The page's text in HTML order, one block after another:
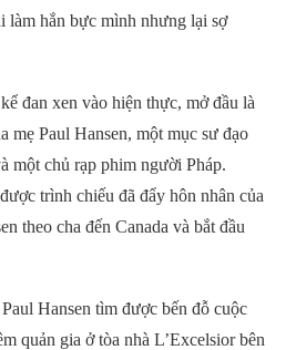
làm hắn bực mình nhưng lại sợ
đan xen vào hiện thực, mở đầu là
mẹ Paul Hansen, một mục sư đạo
một chủ rạp phim người Pháp.
trình chiếu đã đẩy hôn nhân của
theo cha đến Canada và bắt đầu
Paul Hansen tìm được bến đỗ cuộc
quản gia ở tòa nhà L’Excelsior bên